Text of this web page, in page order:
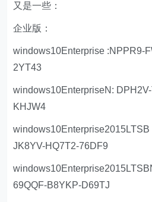
又是一些：
企业版：
windows10Enterprise :NPPR9-
2YT43
windows10EnterpriseN:
KHJW4
JK8YV-HQ7T2-76DF9
69QQF-B8YKP-D69TJ